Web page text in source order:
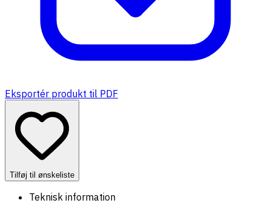
Eksportér produkt til PDF
Tilføj til ønskeliste
Teknisk information